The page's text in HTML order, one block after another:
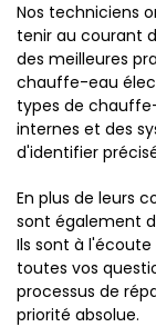
Nos techniciens
tenir au courant
des meilleures
chauffe-eau
types de
internes et des
d'identifier
En plus de leurs
sont également
Ils sont à
toutes vos
processus de
priorité absolue.